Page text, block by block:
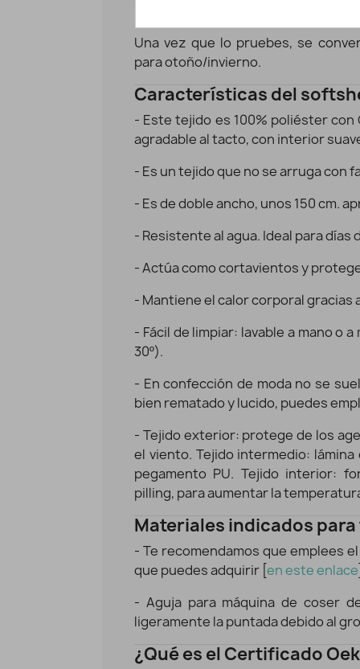
Una vez que lo pruebes, se
para otoño/invierno.
Características del
- Este tejido es 100% poliéster con
agradable al tacto, con interior
- Es un tejido que no se arruga con
- Es de doble ancho, unos 150 cm.
- Resistenteal agua. Ideal para días
- Actúa como cortavientos y
- Mantiene el calor corporal gracias
- Fácil de limpiar: lavable a mano o
30º).
- En confección de moda no se
bien rematado y lucido, puedes
- Tejido exterior: protege de los
el viento. Tejido intermedio:
pegamento PU. Tejido interior:
pilling, para aumentar la
Materiales indicados
- Te recomendamos que emplees
que puedes adquirir [en este enlace
- Aguja para máquina de coser
ligeramente la puntada debido al
¿Qué es el Certificado